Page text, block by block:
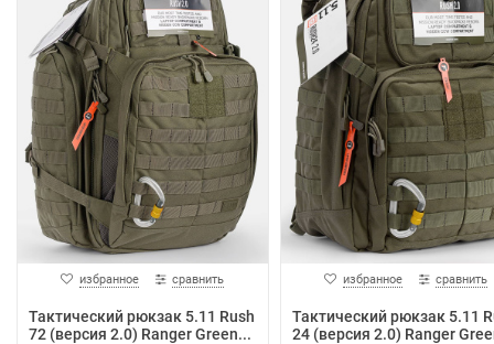
избранное сравнить
Тактический рюкзак 5.11 Rush
72 (версия 2.0) Ranger Green...
избранное сравнить
Тактический рюкзак 5.11
24 (версия 2.0) Ranger